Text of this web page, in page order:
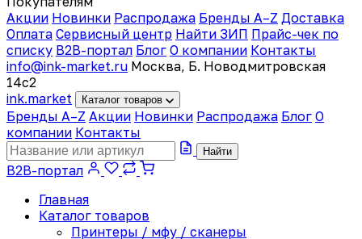
Акции Новинки Распродажа Бренды A–Z Доставка
Оплата Сервисный центр Найти ЗИП Прайс-чек по
списку B2B-портал Блог О компании Контакты
info@ink-market.ru Москва, Б. Новодмитровская
14с2
ink.market Каталог товаров
Бренды A–Z Акции Новинки Распродажа Блог О
компании Контакты
Найти
B2B-портал
Главная
Каталог товаров
Принтеры / мфу / сканеры